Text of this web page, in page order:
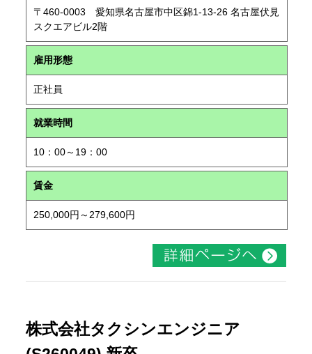
〒460-0003 愛知県名古屋市中区錦1-13-26 名古屋伏見
スクエアビル2階
雇用形態
正社員
就業時間
10：00～19：00
賃金
250,000円～279,600円
株式会社タクシンエンジニア